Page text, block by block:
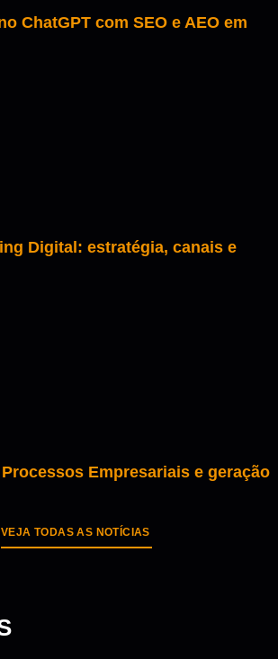
ChatGPT com SEO e AEO em
Digital: estratégia, canais e
Empresariais e geração
VEJA TODAS AS NOTÍCIAS